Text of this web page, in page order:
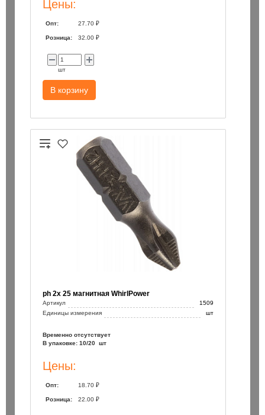
Цены:
Опт: 27.70 ₽
Розница: 32.00 ₽
шт
В корзину
ph 2х 25 магнитная WhirlPower
Артикул
1509
Единицы измерения
шт
Временно отсутствует
В упаковке: 10/20 шт
Цены:
Опт: 18.70 ₽
Розница: 22.00 ₽